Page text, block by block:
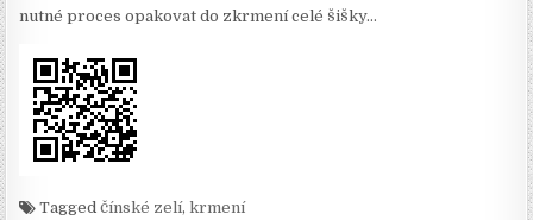
nutné proces opakovat do zkrmení celé šišky…
Taggedčínské zelí,krmení